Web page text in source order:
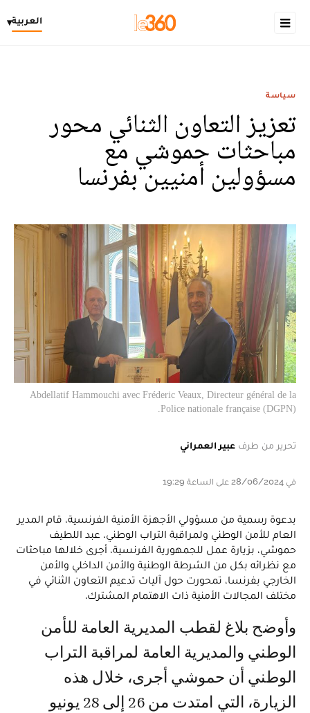
العربية▾
سياسة
تعزيز التعاون الثنائي محور
مباحثات حموشي مع
مسؤولين أمنيين بفرنسا
Abdellatif Hammouchi avec Fréderic Veaux, Directeur général de la
Police nationale française (DGPN).
تحرير من طرف عبير العمراني
في 28/06/2024 على الساعة 19:29
بدعوة رسمية من مسؤولي الأجهزة الأمنية الفرنسية، قام المدير
العام للأمن الوطني ولمراقبة التراب الوطني، عبد اللطيف
حموشي، بزيارة عمل للجمهورية الفرنسية، أجرى خلالها مباحثات
مع نظرائه بكل من الشرطة الوطنية والأمن الداخلي والأمن
الخارجي بفرنسا، تمحورت حول آليات تدعيم التعاون الثنائي في
مختلف المجالات الأمنية ذات الاهتمام المشترك.
وأوضح بلاغ لقطب المديرية العامة للأمن
الوطني والمديرية العامة لمراقبة التراب
الوطني أن حموشي أجرى، خلال هذه
الزيارة، التي امتدت من 26 إلى 28 يونيو